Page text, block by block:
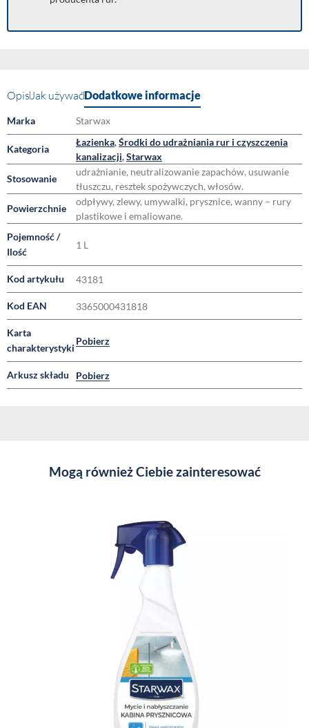
OpisJak używaćDodatkowe informacje
Marka Starwax
Kategoria
Łazienka,Środki do udrażniania rur i czyszczenia
kanalizacji,Starwax
Stosowanie
udrażnianie, neutralizowanie zapachów, usuwanie
tłuszczu, resztek spożywczych, włosów.
Powierzchnie
odpływy, zlewy, umywalki, prysznice, wanny – rury
plastikowe i emaliowane.
Pojemność /
Ilość
1 L
Kod artykułu 43181
Kod EAN 3365000431818
Karta
charakterystyki
Pobierz
Arkusz składu Pobierz
Mogą również Ciebie zainteresować